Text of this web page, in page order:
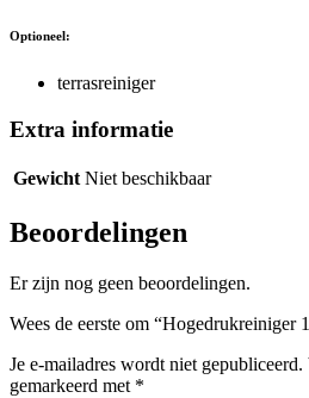
Optioneel:
terrasreiniger
Extra informatie
Gewicht Niet beschikbaar
Beoordelingen
Er zijn nog geen beoordelingen.
Wees de eerste om “Hogedrukreiniger
Je e-mailadres wordt niet gepubliceerd.
gemarkeerd met *